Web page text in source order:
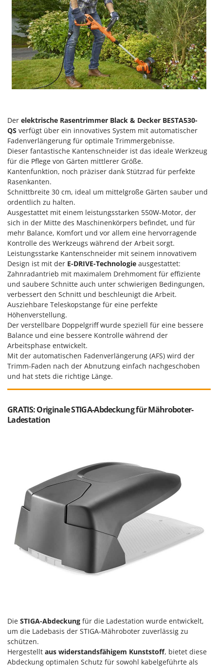
Der elektrische Rasentrimmer Black & Decker BESTA530-
QS verfügt über ein innovatives System mit automatischer
Fadenverlängerung für optimale Trimmergebnisse.
Dieser fantastische Kantenschneider ist das ideale Werkzeug
für die Pflege von Gärten mittlerer Größe.
Kantenfunktion, noch präziser dank Stützrad für perfekte
Rasenkanten.
Schnittbreite 30 cm, ideal um mittelgroße Gärten sauber und
ordentlich zu halten.
Ausgestattet mit einem leistungsstarken 550W-Motor, der
sich in der Mitte des Maschinenkörpers befindet, und für
mehr Balance, Komfort und vor allem eine hervorragende
Kontrolle des Werkzeugs während der Arbeit sorgt.
Leistungsstarke Kantenschneider mit seinem innovativem
Design ist mit der E-DRIVE-Technologie ausgestattet:
Zahnradantrieb mit maximalem Drehmoment für effiziente
und saubere Schnitte auch unter schwierigen Bedingungen,
verbessert den Schnitt und beschleunigt die Arbeit.
Ausziehbare Teleskopstange für eine perfekte
Höhenverstellung.
Der verstellbare Doppelgriff wurde speziell für eine bessere
Balance und eine bessere Kontrolle während der
Arbeitsphase entwickelt.
Mit der automatischen Fadenverlängerung (AFS) wird der
Trimm-Faden nach der Abnutzung einfach nachgeschoben
und hat stets die richtige Länge.
GRATIS: Originale STIGA-Abdeckung für Mähroboter-
Ladestation
Die STIGA-Abdeckung für die Ladestation wurde entwickelt,
um die Ladebasis der STIGA-Mähroboter zuverlässig zu
schützen.
Hergestellt aus widerstandsfähigem Kunststoff, bietet diese
Abdeckung optimalen Schutz für sowohl kabelgeführte als